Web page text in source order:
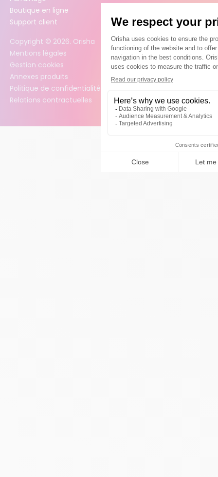
Boutique en ligne
Support client
Copyright © 2026. Orisha
Mentions légales
Gestion cookies
Annexes produits
Politique de confidentialité des données
Relations contractuelles